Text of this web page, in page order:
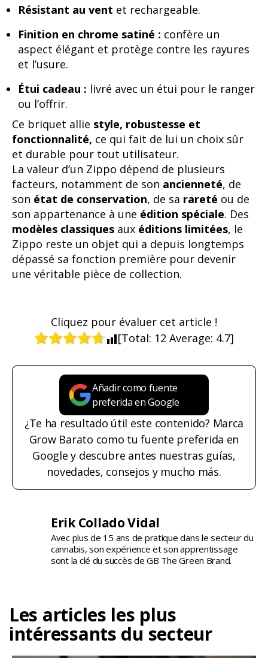
Résistant au vent et rechargeable.
Finition en chrome satiné : confère un
aspect élégant et protège contre les rayures
et l’usure.
Étui cadeau : livré avec un étui pour le ranger
ou l’offrir.
Ce briquet allie style, robustesse et
fonctionnalité, ce qui fait de lui un choix sûr
et durable pour tout utilisateur.
La valeur d’un Zippo dépend de plusieurs
facteurs, notamment de son ancienneté, de
son état de conservation, de sa rareté ou de
son appartenance à une édition spéciale. Des
modèles classiques aux éditions limitées, le
Zippo reste un objet qui a depuis longtemps
dépassé sa fonction première pour devenir
une véritable pièce de collection.
Cliquez pour évaluer cet article !
[Total: 12 Average: 4.7]
Añadir como fuente
preferida en Google
¿Te ha resultado útil este contenido? Marca
Grow Barato como tu fuente preferida en
Google y descubre antes nuestras guías,
novedades, consejos y mucho más.
Erik Collado Vidal
Avec plus de 15 ans de pratique dans le secteur du
cannabis, son expérience et son apprentissage
sont la clé du succès de GB The Green Brand.
Les articles les plus
intéressants du secteur